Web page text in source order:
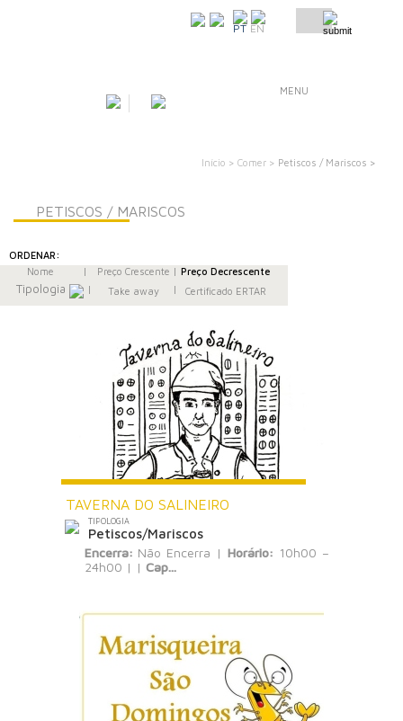
PT EN
MENU
Início > Comer > Petiscos / Mariscos >
PETISCOS / MARISCOS
ORDENAR:
Nome
| Preço Crescente | Preço Decrescente
Tipologia | Take away | Certificado ERTAR
TAVERNA DO SALINEIRO
TIPOLOGIA
Petiscos/Mariscos
Encerra: Não Encerra | Horário: 10h00 –
24h00 | | Cap...